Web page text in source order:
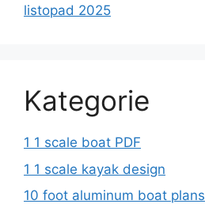
listopad 2025
Kategorie
1 1 scale boat PDF
1 1 scale kayak design
10 foot aluminum boat plans